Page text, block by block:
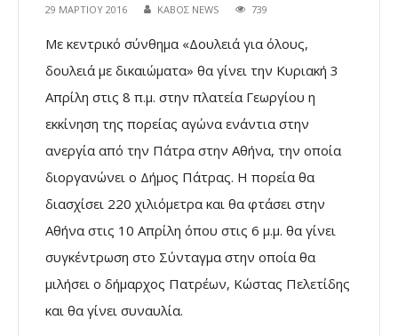
29 ΜΑΡΤΊΟΥ 2016 ΚΑΒΟΣ NEWS 739
Με κεντρικό σύνθημα «Δουλειά για όλους,
δουλειά με δικαιώματα» θα γίνει την Κυριακή 3
Απρίλη στις 8 π.μ. στην πλατεία Γεωργίου η
εκκίνηση της πορείας αγώνα ενάντια στην
ανεργία από την Πάτρα στην Αθήνα, την οποία
διοργανώνει ο Δήμος Πάτρας. Η πορεία θα
διασχίσει 220 χιλιόμετρα και θα φτάσει στην
Αθήνα στις 10 Απρίλη όπου στις 6 μ.μ. θα γίνει
συγκέντρωση στο Σύνταγμα στην οποία θα
μιλήσει ο δήμαρχος Πατρέων, Κώστας Πελετίδης
και θα γίνει συναυλία.